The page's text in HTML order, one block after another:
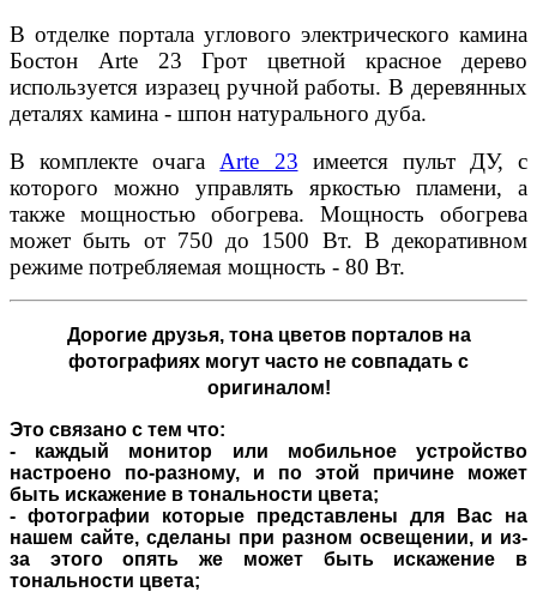
В отделке портала углового электрического камина
Бостон Arte 23 Грот цветной красное дерево
используется изразец ручной работы. В деревянных
деталях камина - шпон натурального дуба.
В комплекте очага Arte 23 имеется пульт ДУ, с
которого можно управлять яркостью пламени, а
также мощностью обогрева. Мощность обогрева
может быть от 750 до 1500 Вт. В декоративном
режиме потребляемая мощность - 80 Вт.
Дорогие друзья,тона цветов порталов на
фотографиях могут часто не совпадать с
оригиналом!
Это связано с тем что:
- каждый монитор или мобильное устройство
настроено по-разному, и по этой причине может
быть искажение в тональности цвета;
- фотографии которые представлены для Вас на
нашем сайте, сделаны при разном освещении, и из-
за этого опять же может быть искажение в
тональности цвета;